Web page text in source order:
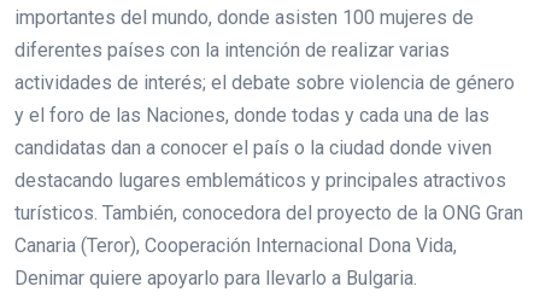
importantes del mundo, donde asisten 100 mujeres de
diferentes países con la intención de realizar varias
actividades de interés; el debate sobre violencia de género
y el foro de las Naciones, donde todas y cada una de las
candidatas dan a conocer el país o la ciudad donde viven
destacando lugares emblemáticos y principales atractivos
turísticos. También, conocedora del proyecto de la ONG Gran
Canaria (Teror), Cooperación Internacional Dona Vida,
Denimar quiere apoyarlo para llevarlo a Bulgaria.